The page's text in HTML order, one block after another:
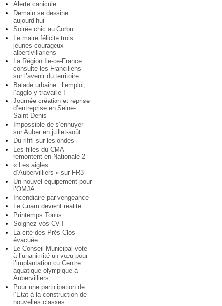
Alerte canicule
Demain se dessine
aujourd’hui
Soirée chic au Corbu
Le maire félicite trois
jeunes courageux
albertivillariens
La Région Ile-de-France
consulte les Franciliens
sur l’avenir du territoire
Balade urbaine : l’emploi,
l’agglo y travaille !
Journée création et reprise
d’entreprise en Seine-
Saint-Denis
Impossible de s’ennuyer
sur Auber en juillet-août
Du rififi sur les ondes
Les filles du CMA
remontent en Nationale 2
« Les aigles
d’Aubervilliers » sur FR3
Un nouvel équipement pour
l’OMJA
Incendiaire par vengeance
Le Cnam devient réalité
Printemps Tonus
Soignez vos CV !
La cité des Prés Clos
évacuée
Le Conseil Municipal vote
à l’unanimité un vœu pour
l’implantation du Centre
aquatique olympique à
Aubervilliers
Pour une participation de
l’Etat à la construction de
nouvelles classes